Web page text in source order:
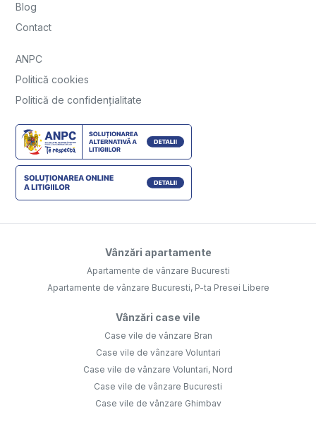
Blog
Contact
ANPC
Politică cookies
Politică de confidențialitate
Vânzări apartamente
Apartamente de vânzare Bucuresti
Apartamente de vânzare Bucuresti, P-ta Presei Libere
Vânzări case vile
Case vile de vânzare Bran
Case vile de vânzare Voluntari
Case vile de vânzare Voluntari, Nord
Case vile de vânzare Bucuresti
Case vile de vânzare Ghimbav